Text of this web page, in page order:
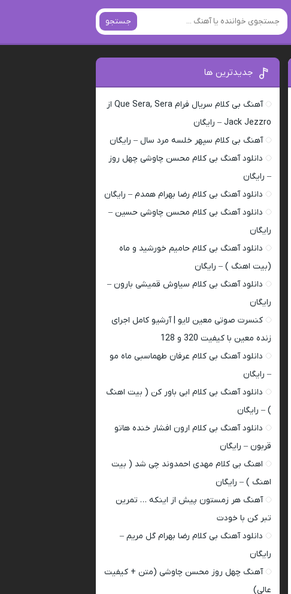
جستجو
جدیدترین ها
آهنگ بی کلام سریال فرام Que Sera, Sera از
Jack Jezzro – رایگان
آهنگ بی کلام سپهر خلسه مرد سال – رایگان
دانلود آهنگ بی کلام محسن چاوشی چهل روز
– رایگان
دانلود آهنگ بی کلام رضا بهرام همدم – رایگان
دانلود آهنگ بی کلام محسن چاوشی حسین –
رایگان
دانلود آهنگ بی کلام حامیم خورشید و ماه
(بیت اهنگ ) – رایگان
دانلود آهنگ بی کلام سیاوش قمیشی بارون –
رایگان
کنسرت صوتی معین لایو | آرشیو کامل اجرای
زنده معین با کیفیت 320 و 128
دانلود آهنگ بی کلام عرفان طهماسبی ماه مو
– رایگان
دانلود آهنگ بی کلام ابی باور کن ( بیت اهنگ
) – رایگان
دانلود آهنگ بی کلام ارون افشار خنده هاتو
قربون – رایگان
اهنگ بی کلام مهدی احمدوند چی شد ( بیت
اهنگ ) – رایگان
آهنگ هر زمستون پیش از اینکه … تمرین
تبر کن با خودت
دانلود آهنگ بی کلام رضا بهرام گل مریم –
رایگان
آهنگ چهل روز محسن چاوشی (متن + کیفیت
عالی)